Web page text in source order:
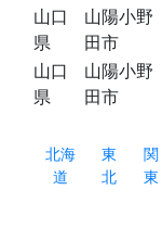
山口
県
山陽小野
田市
山口
県
山陽小野
田市
北海
道
東
北
関
東